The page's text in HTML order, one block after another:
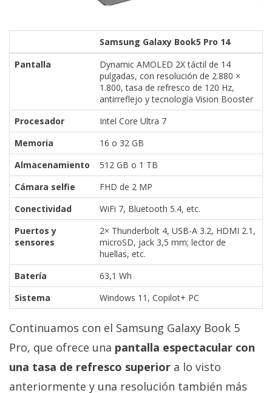
Samsung Galaxy Book5 Pro 14
Pantalla
Dynamic AMOLED 2X táctil de 14
pulgadas, con resolución de 2.880 ×
1.800, tasa de refresco de 120 Hz,
antirreflejo y tecnología Vision Booster
Procesador
Intel Core Ultra 7
Memoria
16 o 32 GB
Almacenamiento
512 GB o 1 TB
Cámara selfie
FHD de 2 MP
Conectividad
WiFi 7, Bluetooth 5.4, etc.
Puertos y
sensores
2× Thunderbolt 4, USB-A 3.2, HDMI 2.1,
microSD, jack 3,5 mm; lector de
huellas, etc.
Batería
63,1 Wh
Sistema
Windows 11, Copilot+ PC
Continuamos con el Samsung Galaxy Book 5
Pro, que ofrece una pantalla espectacular con
una tasa de refresco superior a lo visto
anteriormente y una resolución también más